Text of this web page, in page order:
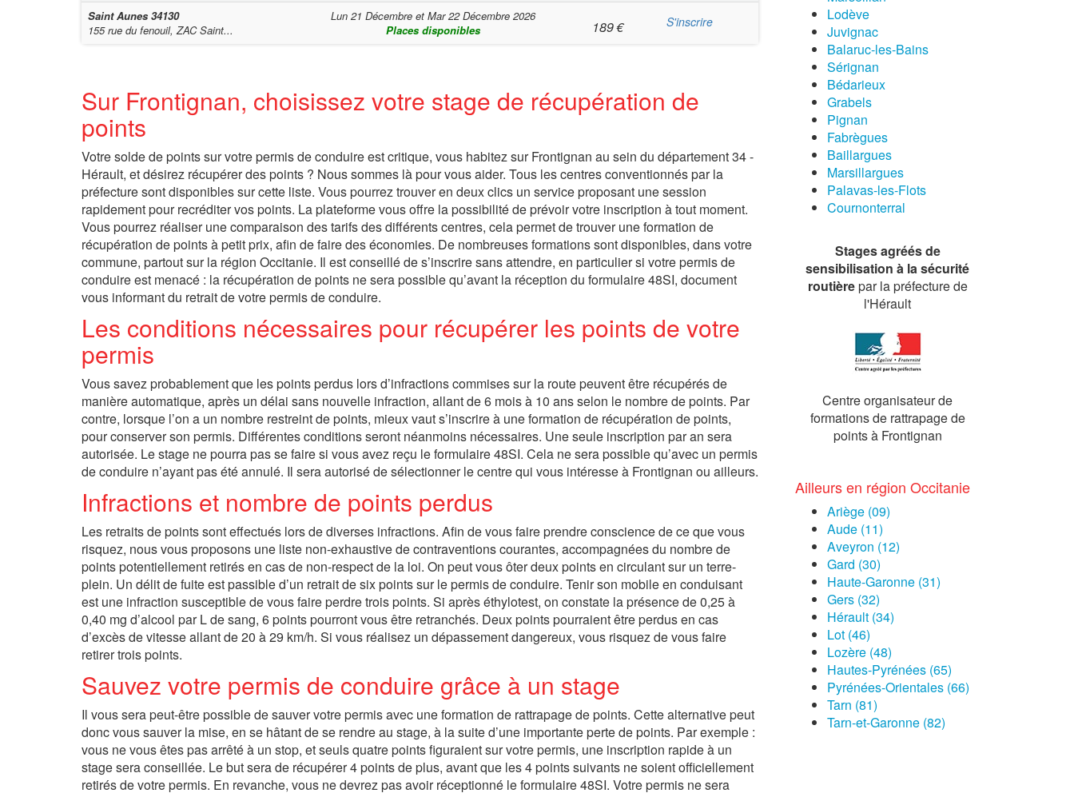
Saint Aunes 34130
155 rue du fenouil, ZAC Saint...
Lun 21 Décembre et Mar 22 Décembre 2026
Places disponibles
189€ S'inscrire
Sur Frontignan, choisissez votre stage de récupération de
points
Votre solde de points sur votre permis de conduire est critique, vous habitez sur Frontignan au sein du département 34 -
Hérault, et désirez récupérer des points ? Nous sommes là pour vous aider. Tous les centres conventionnés par la
préfecture sont disponibles sur cette liste. Vous pourrez trouver en deux clics un service proposant une session
rapidement pour recréditer vos points. La plateforme vous offre la possibilité de prévoir votre inscription à tout moment.
Vous pourrez réaliser une comparaison des tarifs des différents centres, cela permet de trouver une formation de
récupération de points à petit prix, afin de faire des économies. De nombreuses formations sont disponibles, dans votre
commune, partout sur la région Occitanie. Il est conseillé de s’inscrire sans attendre, en particulier si votre permis de
conduire est menacé : la récupération de points ne sera possible qu’avant la réception du formulaire 48SI, document
vous informant du retrait de votre permis de conduire.
Les conditions nécessaires pour récupérer les points de votre
permis
Vous savez probablement que les points perdus lors d’infractions commises sur la route peuvent être récupérés de
manière automatique, après un délai sans nouvelle infraction, allant de 6 mois à 10 ans selon le nombre de points. Par
contre, lorsque l’on a un nombre restreint de points, mieux vaut s’inscrire à une formation de récupération de points,
pour conserver son permis. Différentes conditions seront néanmoins nécessaires. Une seule inscription par an sera
autorisée. Le stage ne pourra pas se faire si vous avez reçu le formulaire 48SI. Cela ne sera possible qu’avec un permis
de conduire n’ayant pas été annulé. Il sera autorisé de sélectionner le centre qui vous intéresse à Frontignan ou ailleurs.
Infractions et nombre de points perdus
Les retraits de points sont effectués lors de diverses infractions. Afin de vous faire prendre conscience de ce que vous
risquez, nous vous proposons une liste non-exhaustive de contraventions courantes, accompagnées du nombre de
points potentiellement retirés en cas de non-respect de la loi. On peut vous ôter deux points en circulant sur un terre-
plein. Un délit de fuite est passible d’un retrait de six points sur le permis de conduire. Tenir son mobile en conduisant
est une infraction susceptible de vous faire perdre trois points. Si après éthylotest, on constate la présence de 0,25 à
0,40 mg d’alcool par L de sang, 6 points pourront vous être retranchés. Deux points pourraient être perdus en cas
d’excès de vitesse allant de 20 à 29 km/h. Si vous réalisez un dépassement dangereux, vous risquez de vous faire
retirer trois points.
Sauvez votre permis de conduire grâce à un stage
Il vous sera peut-être possible de sauver votre permis avec une formation de rattrapage de points. Cette alternative peut
donc vous sauver la mise, en se hâtant de se rendre au stage, à la suite d’une importante perte de points. Par exemple :
vous ne vous êtes pas arrêté à un stop, et seuls quatre points figuraient sur votre permis, une inscription rapide à un
stage sera conseillée. Le but sera de récupérer 4 points de plus, avant que les 4 points suivants ne soient officiellement
retirés de votre permis. En revanche, vous ne devrez pas avoir réceptionné le formulaire 48SI. Votre permis ne sera
Lodève
Juvignac
Balaruc-les-Bains
Sérignan
Bédarieux
Grabels
Pignan
Fabrègues
Baillargues
Marsillargues
Palavas-les-Flots
Cournonterral
Stages agréés de
sensibilisation à la sécurité
routièrepar la préfecture de
l'Hérault
Centre organisateur de
formations de rattrapage de
points à Frontignan
Ailleurs en région Occitanie
Ariège (09)
Aude (11)
Aveyron (12)
Gard (30)
Haute-Garonne (31)
Gers (32)
Hérault (34)
Lot (46)
Lozère (48)
Hautes-Pyrénées (65)
Pyrénées-Orientales (66)
Tarn (81)
Tarn-et-Garonne (82)